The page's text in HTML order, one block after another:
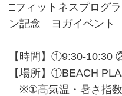
□フィットネスプログ
ン記念 ヨガイベント
【時間】①9:30-10:30
【場所】①BEACH
※①高気温・暑さ指数